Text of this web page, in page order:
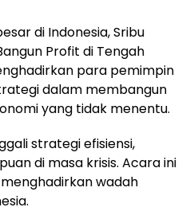
di Indonesia, Sribu
Profit di Tengah
para pemimpin
dalam membangun
yang tidak menentu.
strategi efisiensi,
di masa krisis. Acara ini
wadah